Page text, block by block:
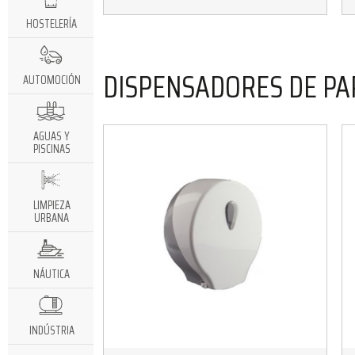
HOSTELERÍA
AUTOMOCIÓN
AGUAS Y
PISCINAS
LIMPIEZA
URBANA
NÁUTICA
INDÚSTRIA
DISPENSADORES DE